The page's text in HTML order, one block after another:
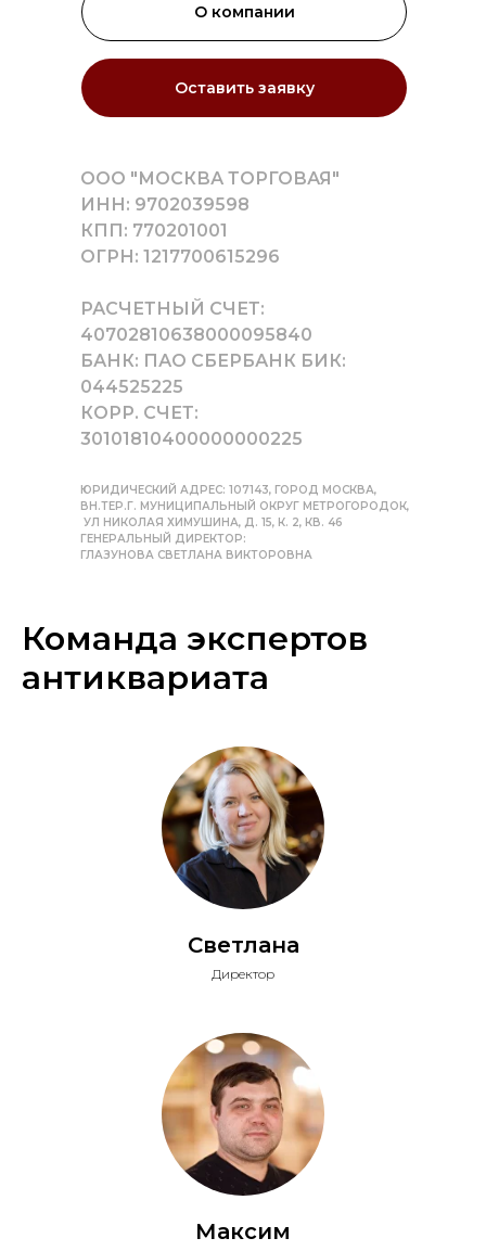
Оставить заявку
О компании
ООО "МОСКВА ТОРГОВАЯ"
ИНН: 9702039598
КПП: 770201001
ОГРН: 1217700615296
РАСЧЕТНЫЙ СЧЕТ:
40702810638000095840
БАНК: ПАО СБЕРБАНК БИК:
044525225
КОРР. СЧЕТ:
30101810400000000225
ЮРИДИЧЕСКИЙ АДРЕС: 107143, ГОРОД МОСКВА,
ВН.ТЕР.Г. МУНИЦИПАЛЬНЫЙ ОКРУГ МЕТРОГОРОДОК,
УЛ НИКОЛАЯ ХИМУШИНА, Д. 15, К. 2, КВ. 46
ГЕНЕРАЛЬНЫЙ ДИРЕКТОР:
ГЛАЗУНОВА СВЕТЛАНА ВИКТОРОВНА
Команда экспертов
антиквариата
Светлана
Директор
Максим